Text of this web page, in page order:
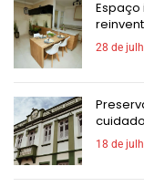
28 de
18 de